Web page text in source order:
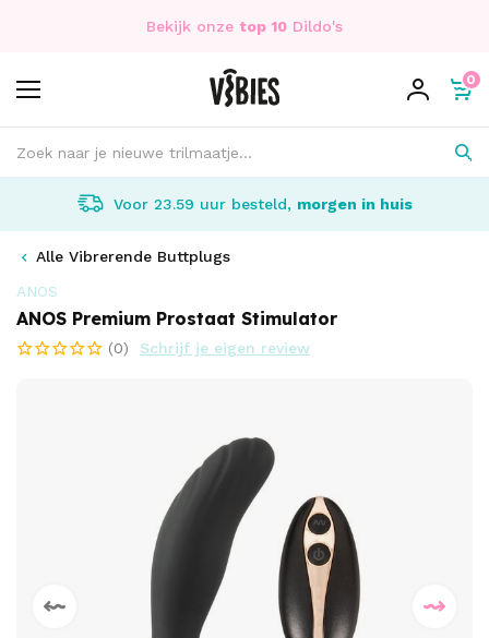
Bekijk onze top 10 Dildo's
0
Voor 23.59 uur besteld, morgen in huis
Alle Vibrerende Buttplugs
ANOS
ANOS Premium Prostaat Stimulator
(0) Schrijf je eigen review